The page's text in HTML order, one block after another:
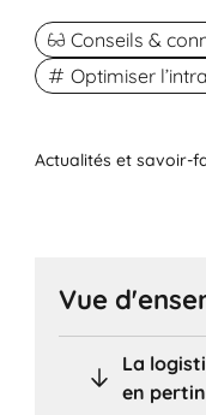
Conseils &
Optimiser
Actualités et savoir-
Vue
La
en